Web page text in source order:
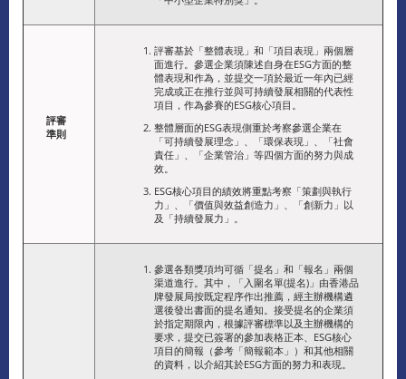
評審
準則
評審基於「整體表現」和「項目表現」兩個層
面進行。參選企業須陳述自身在ESG方面的整
體表現和作為，並提交一項於最近一年內已經
完成或正在推行並與可持續發展相關的代表性
項目，作為參賽的ESG核心項目。
整體層面的ESG表現側重於考察參選企業在
「可持續發展理念」、「環保表現」、「社會
責任」、「企業管治」等四個方面的努力與成
效。
ESG核心項目的績效將重點考察「策劃與執行
力」、「價值與效益創造力」、「創新力」以
及「持續發展力」。
參選各類獎項均可循「提名」和「報名」兩個
渠道進行。其中，「入圍名單(提名)」由香港品
牌發展局按既定程序作出推薦，經主辦機構遴
選後發出書面的提名通知。接受提名的企業須
於指定期限內，根據評審標準以及主辦機構的
要求，提交已簽署的參加表格正本、ESG核心
項目的簡報（參考「簡報範本」）和其他相關
的資料，以介紹其於ESG方面的努力和表現。